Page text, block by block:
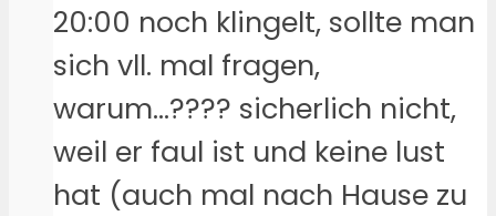
20:00 noch klingelt, sollte man
sich vll. mal fragen,
warum…???? sicherlich nicht,
weil er faul ist und keine lust
hat (auch mal nach Hause zu